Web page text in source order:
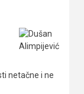
netačne i ne